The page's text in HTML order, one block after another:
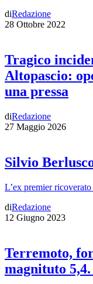
diRedazione
28 Ottobre 2022
Tragico
Altopascio:
una pressa
diRedazione
27 Maggio 2026
Silvio
L’ex premier
diRedazione
12 Giugno 2023
Terremoto,
magnituto